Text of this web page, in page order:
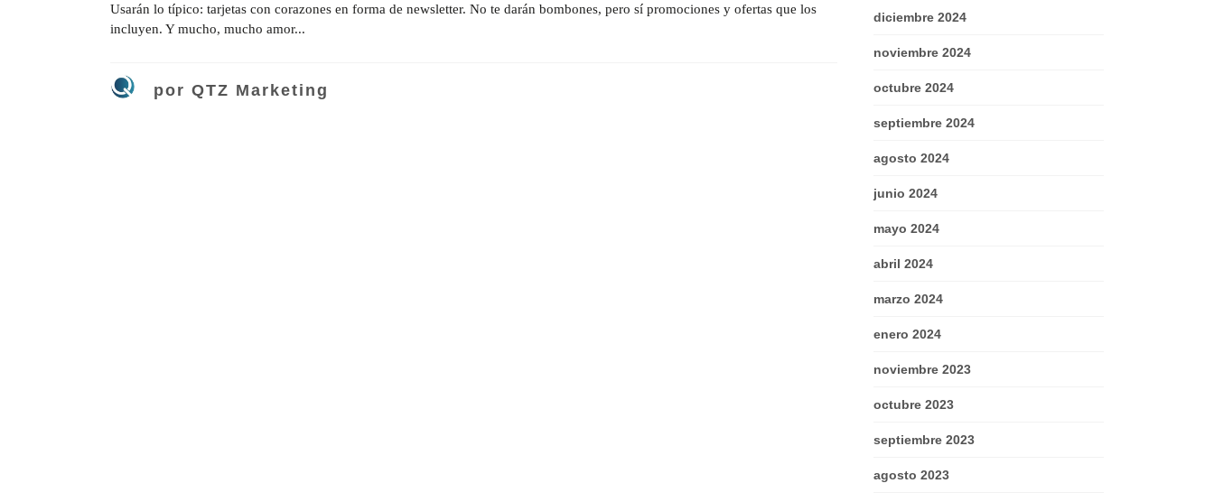
Usarán lo típico: tarjetas con corazones en forma de newsletter. No te darán bombones, pero sí promociones y ofertas que los
incluyen. Y mucho, mucho amor...
por QTZ Marketing
diciembre 2024
noviembre 2024
octubre 2024
septiembre 2024
agosto 2024
junio 2024
mayo 2024
abril 2024
marzo 2024
enero 2024
noviembre 2023
octubre 2023
septiembre 2023
agosto 2023